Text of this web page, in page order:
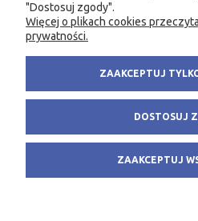
KONTAKT
info@fachowa.pl
"Dostosuj zgody".
Więcej o plikach cookies
prywatności.
ZAAKCEPTUJ
DOSTOSUJ
ZAAKCEPTUJ